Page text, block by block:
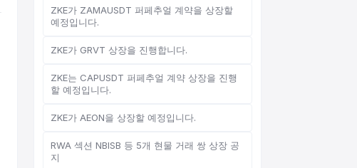
ZKE가 ZAMAUSDT 퍼페추얼 계약을 상장할
예정입니다.
ZKE가 GRVT 상장을 진행합니다.
ZKE는 CAPUSDT 퍼페추얼 계약 상장을 진행
할 예정입니다.
ZKE가 AEON을 상장할 예정입니다.
RWA 섹션 NBISB 등 5개 현물 거래 쌍 상장 공
지